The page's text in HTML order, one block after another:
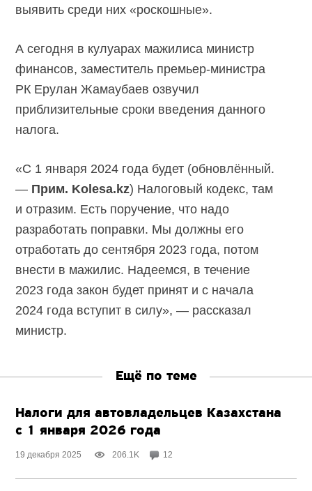
выявить среди них «роскошные».
А сегодня в кулуарах мажилиса министр
финансов, заместитель премьер-министра
РК Ерулан Жамаубаев озвучил
приблизительные сроки введения данного
налога.
«С 1 января 2024 года будет (обновлённый.
— Прим. Kolesa.kz) Налоговый кодекс, там
и отразим. Есть поручение, что надо
разработать поправки. Мы должны его
отработать до сентября 2023 года, потом
внести в мажилис. Надеемся, в течение
2023 года закон будет принят и с начала
2024 года вступит в силу», — рассказал
министр.
Ещё по теме
Налоги для автовладельцев Казахстана
с 1 января 2026 года
19 декабря 2025 206.1K 12